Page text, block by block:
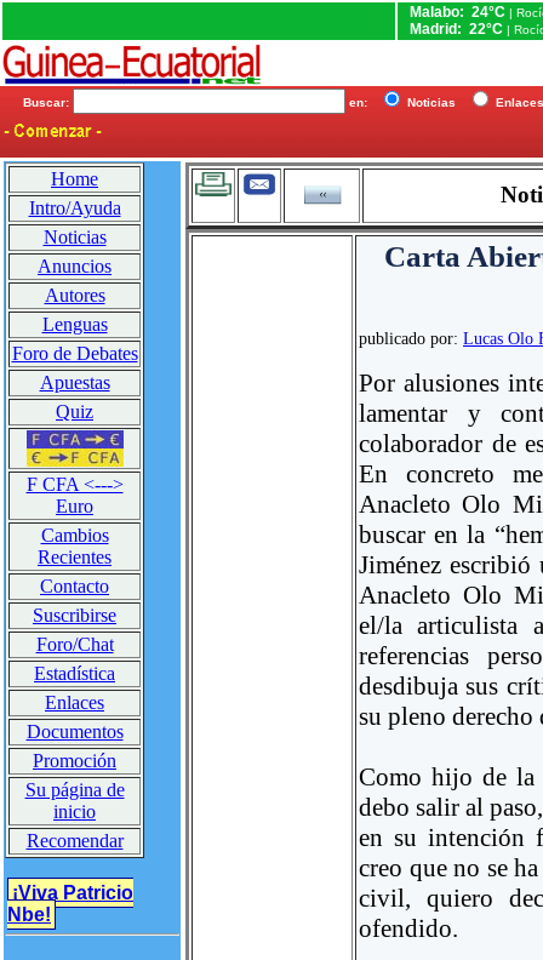
Malabo: 24°C |
Madrid: 22°C |
Buscar: en: Noticias
Home
Intro/Ayuda
Noticias
Anuncios
Autores
Lenguas
Foro de Debates
Apuestas
Quiz
F CFA <--->
Euro
Cambios
Recientes
Contacto
Suscribirse
Foro/Chat
Estadística
Enlaces
Documentos
Promoción
Su página de
inicio
Recomendar
¡Viva Patricio
Nbe!
Carta
publicado por: Lucas Olo
Por alusiones
lamentar y
colaborador de
En concreto
Anacleto Olo
buscar en la
Jiménez
Anacleto Olo
el/la articulista
referencias
desdibuja sus
su pleno
Como hijo de la
debo salir al
en su intención
creo que no se
civil, quiero
ofendido.